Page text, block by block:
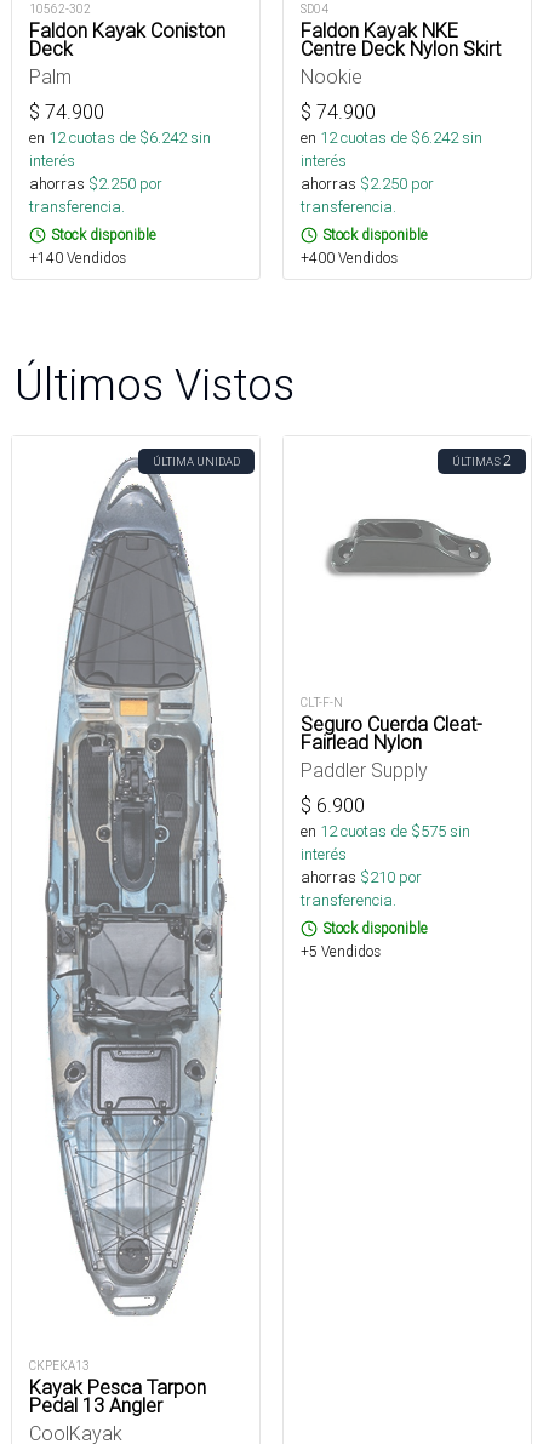
10562-302
Faldon Kayak Coniston
Deck
Palm
$ 74.900
en 12cuotas de $6.242sin
interés
ahorras $2.250 por
transferencia.
Stock disponible
+140 Vendidos
SD04
Faldon Kayak NKE
Centre Deck Nylon Skirt
Nookie
$ 74.900
en 12cuotas de $6.242sin
interés
ahorras $2.250 por
transferencia.
Stock disponible
+400 Vendidos
Últimos Vistos
ÚLTIMA UNIDAD
CKPEKA13
Kayak Pesca Tarpon
Pedal 13 Angler
CoolKayak
ÚLTIMAS2
CLT-F-N
Seguro Cuerda Cleat-
Fairlead Nylon
Paddler Supply
$ 6.900
en 12cuotas de $575sin
interés
ahorras $210 por
transferencia.
Stock disponible
+5 Vendidos